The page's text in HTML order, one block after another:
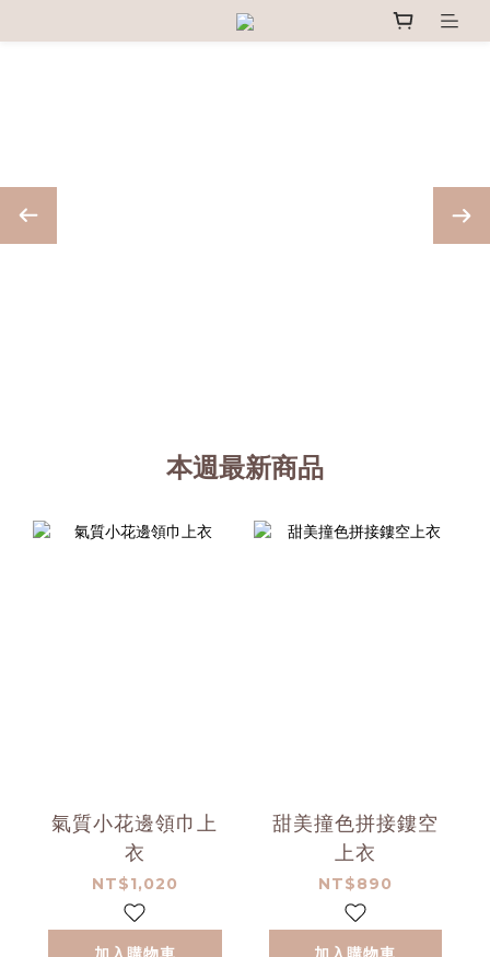
本週最新商品
氣質小花邊領巾上
衣
NT$1,020
甜美撞色拼接鏤空
上衣
NT$890